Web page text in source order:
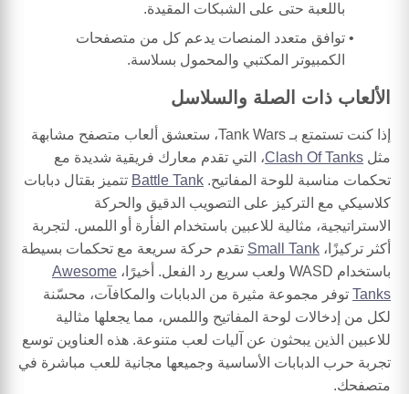
باللعبة حتى على الشبكات المقيدة.
توافق متعدد المنصات يدعم كل من متصفحات
الكمبيوتر المكتبي والمحمول بسلاسة.
الألعاب ذات الصلة والسلاسل
إذا كنت تستمتع بـ Tank Wars، ستعشق ألعاب متصفح مشابهة
مثل Clash Of Tanks، التي تقدم معارك فريقية شديدة مع
تحكمات مناسبة للوحة المفاتيح. Battle Tank تتميز بقتال دبابات
كلاسيكي مع التركيز على التصويب الدقيق والحركة
الاستراتيجية، مثالية للاعبين باستخدام الفأرة أو اللمس. لتجربة
أكثر تركيزًا، Small Tank تقدم حركة سريعة مع تحكمات بسيطة
باستخدام WASD ولعب سريع رد الفعل. أخيرًا،
Awesome
Tanks توفر مجموعة مثيرة من الدبابات والمكافآت، محسّنة
لكل من إدخالات لوحة المفاتيح واللمس، مما يجعلها مثالية
للاعبين الذين يبحثون عن آليات لعب متنوعة. هذه العناوين توسع
تجربة حرب الدبابات الأساسية وجميعها مجانية للعب مباشرة في
متصفحك.